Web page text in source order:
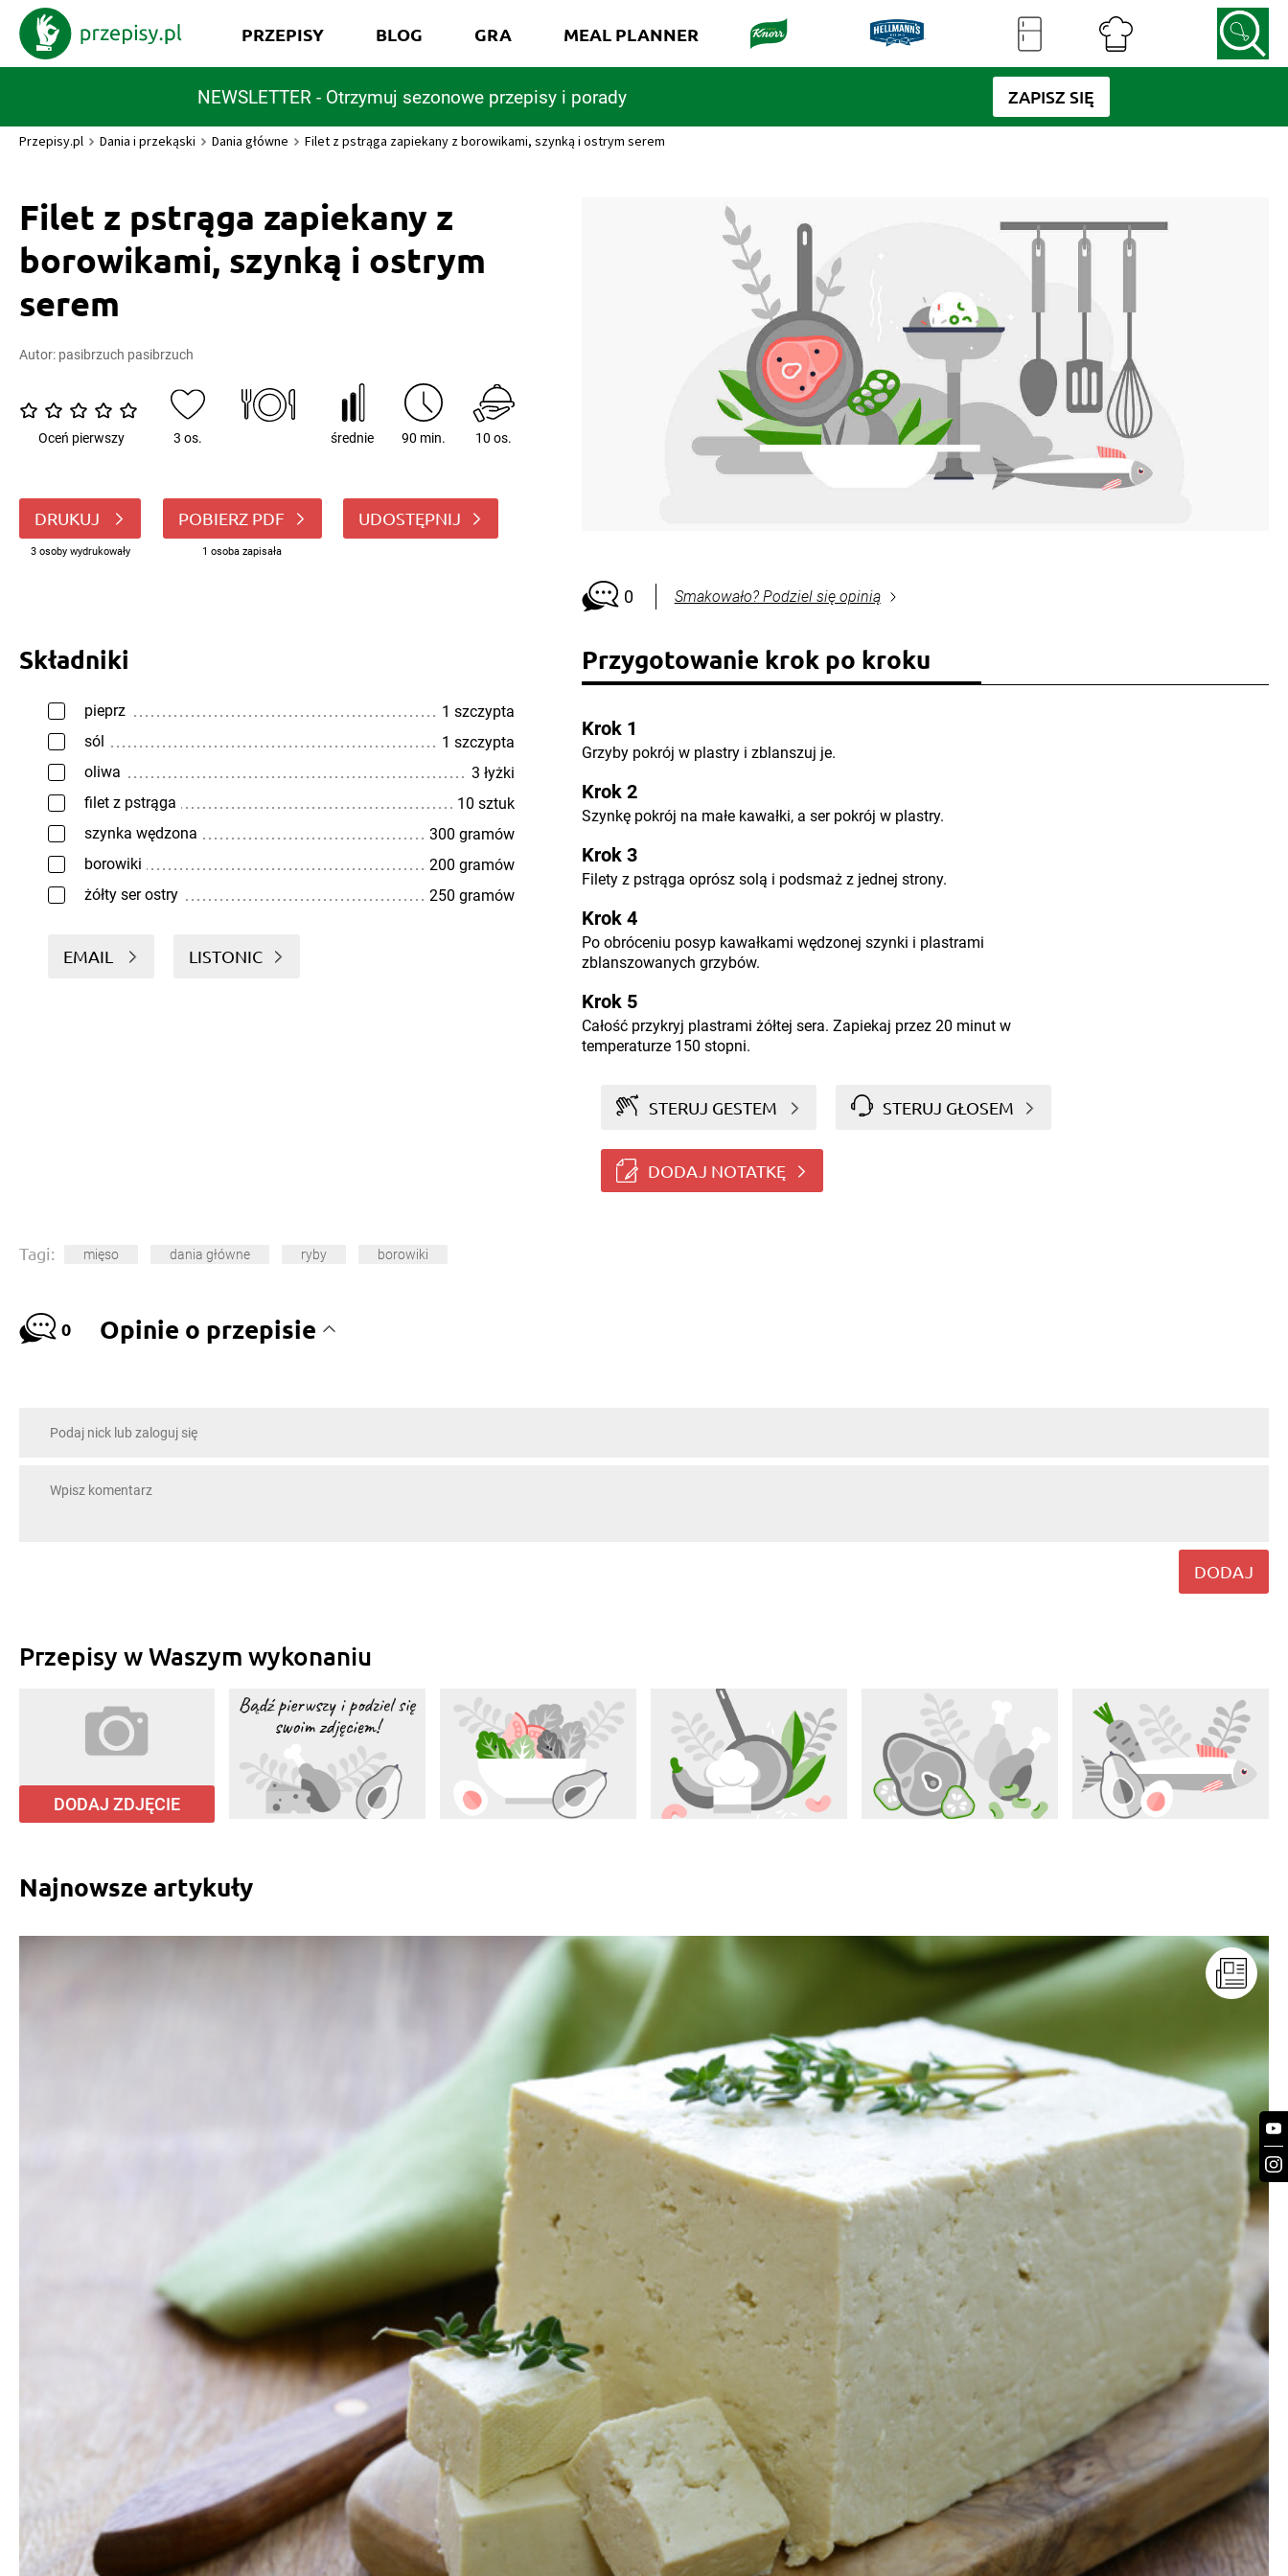
NEWSLETTER - Otrzymuj sezonowe przepisy i porady ZAPISZ SIĘ
PRZEPISY BLOG GRA MEAL PLANNER
Przepisy.pl Dania i przekąski Dania główne Filet z pstrąga zapiekany z borowikami, szynką i ostrym serem
Filet z pstrąga zapiekany z
borowikami, szynką i ostrym
serem
Autor: pasibrzuch pasibrzuch
Oceń pierwszy 3 os. średnie 90 min. 10 os.
DRUKUJ
3 osoby wydrukowały
POBIERZ PDF
1 osoba zapisała
UDOSTĘPNIJ
0 Smakowało? Podziel się opinią
Składniki
pieprz
1 szczypta
sól
1 szczypta
oliwa
3 łyżki
filet z pstrąga
10 sztuk
szynka wędzona
300 gramów
borowiki
200 gramów
żółty ser ostry
250 gramów
EMAIL LISTONIC
Przygotowanie krok po kroku
Krok 1
Grzyby pokrój w plastry i zblanszuj je.
Krok 2
Szynkę pokrój na małe kawałki, a ser pokrój w plastry.
Krok 3
Filety z pstrąga oprósz solą i podsmaż z jednej strony.
Krok 4
Po obróceniu posyp kawałkami wędzonej szynki i plastrami
zblanszowanych grzybów.
Krok 5
Całość przykryj plastrami żółtej sera. Zapiekaj przez 20 minut w
temperaturze 150 stopni.
STERUJ GESTEM STERUJ GŁOSEM
DODAJ NOTATKĘ
Tagi: mięso dania główne ryby borowiki
0 Opinie o przepisie
DODAJ
Przepisy w Waszym wykonaniu
DODAJ ZDJĘCIE
Najnowsze artykuły